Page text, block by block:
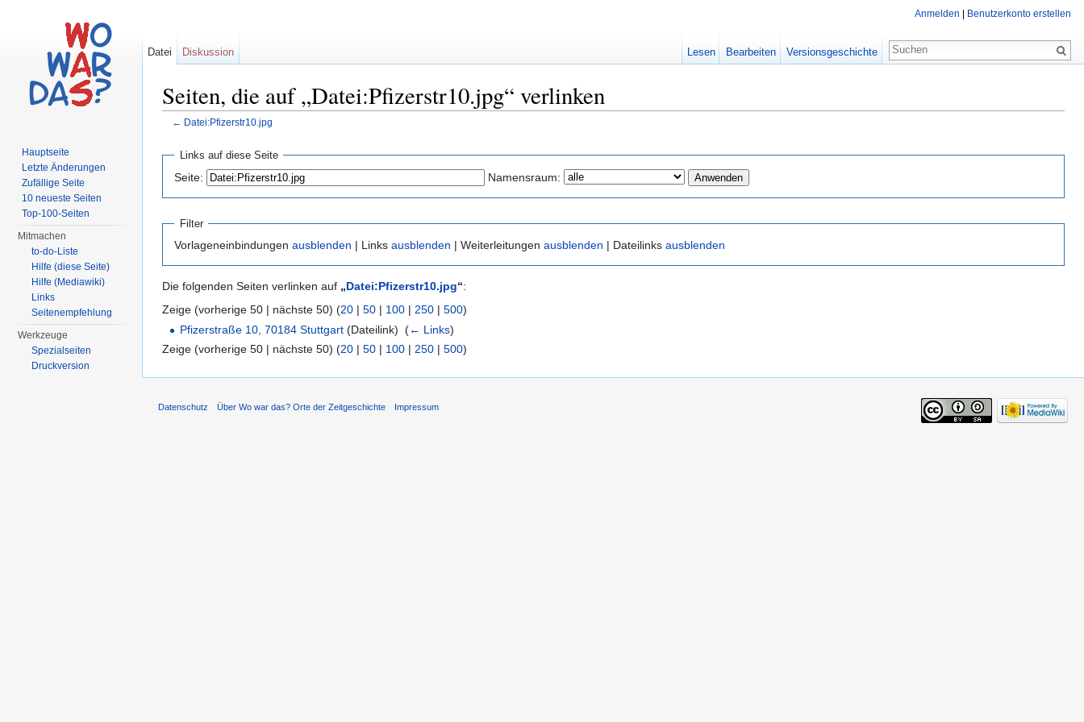
Seiten, die auf „Datei:Pfizerstr10.jpg“ verlinken
← Datei:Pfizerstr10.jpg
Links auf diese Seite
Seite: Namensraum:
Filter
Vorlageneinbindungen ausblenden | Links ausblenden | Weiterleitungen ausblenden | Dateilinks ausblenden
Die folgenden Seiten verlinken auf „Datei:Pfizerstr10.jpg“:
Zeige (vorherige 50 | nächste 50) (20 | 50 | 100 | 250 | 500)
Pfizerstraße 10, 70184 Stuttgart (Dateilink) ‎ (← Links)
Zeige (vorherige 50 | nächste 50) (20 | 50 | 100 | 250 | 500)
Anmelden Benutzerkonto erstellen
Datei Diskussion Lesen Bearbeiten Versionsgeschichte
Hauptseite
Letzte Änderungen
Zufällige Seite
10 neueste Seiten
Top-100-Seiten
Mitmachen
to-do-Liste
Hilfe (diese Seite)
Hilfe (Mediawiki)
Links
Seitenempfehlung
Werkzeuge
Spezialseiten
Druckversion
Datenschutz Über Wo war das? Orte der Zeitgeschichte Impressum